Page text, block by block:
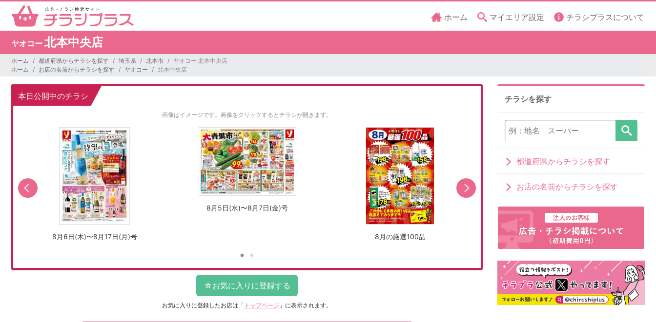
ホーム マイエリア設定 チラシプラスについて
ヤオコー 北本中央店
ホーム 都道府県からチラシを探す 埼玉県 北本市
ヤオコー 北本中央店
ホーム
お店の名前からチラシを探す ヤオコー 北本中央店
本日公開中のチラシ
画像はイメージです。 画像をクリックするとチラシが開きます。
8月6日(木)〜8月17日(月)号
8月5日(水)〜8月7日(金)号
8月の厳選100品 8月のお買得情報
お気に入りに登録したお店は 「 トップページ 」に表示されます。
チラシを探す
都道府県からチラシを探す
お店の名前からチラシを探す